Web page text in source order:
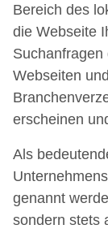
Bereich des
die Webseite
Webseiten
erscheinen
Als
genannt
sondern stets